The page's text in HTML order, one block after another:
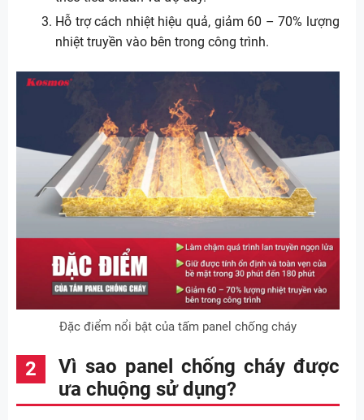
Hỗ trợ cách nhiệt hiệu quả, giảm 60 – 70% lượng
nhiệt truyền vào bên trong công trình.
Đặc điểm nổi bật của tấm panel chống cháy
Vì sao panel chống cháy được
ưa chuộng sử dụng?